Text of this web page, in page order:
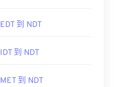
EDT 到 NDT
IDT 到 NDT
MET 到 NDT